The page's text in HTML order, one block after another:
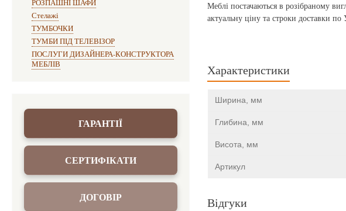
Меблі постачаються в розібраному
актуальну ціну та строки доставки
Характеристики
Ширина, мм
Глибина, мм
Висота, мм
Артикул
Відгуки
РОЗПАШНІ ШАФИ
Стелажі
ТУМБОЧКИ
ТУМБИ ПІД ТЕЛЕВІЗОР
ПОСЛУГИ ДИЗАЙНЕРА-КОНСТРУКТОРА
МЕБЛІВ
ГАРАНТІЇ
СЕРТИФІКАТИ
ДОГОВІР